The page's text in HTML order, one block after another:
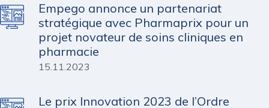
Empego annonce un partenariat
stratégique avec Pharmaprix pour un
projet novateur de soins cliniques en
pharmacie
15.11.2023
Le prix Innovation 2023 de l’Ordre